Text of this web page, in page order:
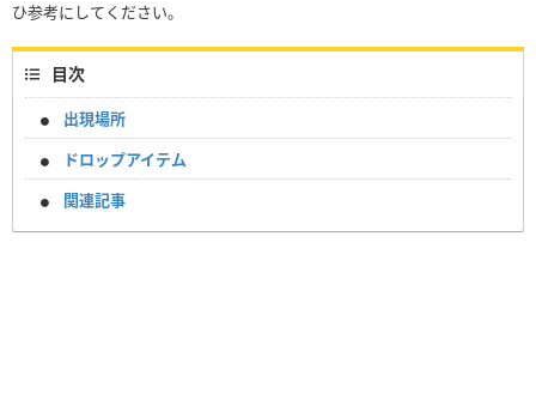
ひ参考にしてください。
目次
出現場所
ドロップアイテム
関連記事